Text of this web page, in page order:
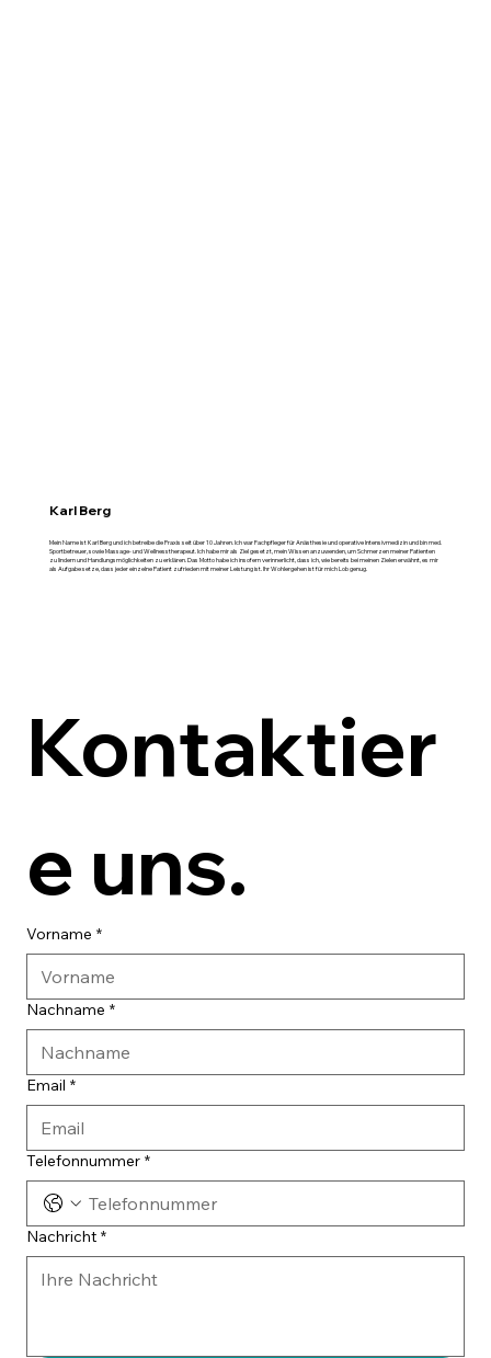
Karl Berg
Mein Name ist Karl Berg und ich betreibe die Praxis seit über 10 Jahren. Ich war Fachpfleger für Anästhesie und operative Intensivmedizin und bin med.
Sportbetreuer, sowie Massage- und Wellnesstherapeut. Ich habe mir als Ziel gesetzt, mein Wissen anzuwenden, um Schmerzen meiner Patienten
zu lindern und Handlungsmöglichkeiten zu erklären. Das Motto habe ich insofern verinnerlicht, dass ich, wie bereits bei meinen Zielen erwähnt, es mir
als Aufgabe setze, dass jeder einzelne Patient zufrieden mit meiner Leistung ist. Ihr Wohlergehen ist für mich Lob genug.
Kontaktier
e uns.
Vorname *
Nachname *
Email *
Telefonnummer *
Nachricht *